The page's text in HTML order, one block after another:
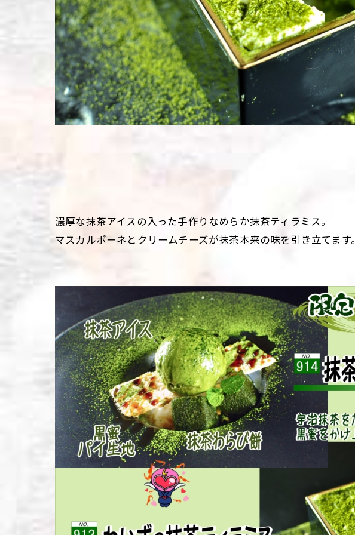
濃厚な抹茶アイスの入った手作りなめらか抹茶ティラミス。
マスカルポーネとクリームチーズが抹茶本来の味を引き立てます。